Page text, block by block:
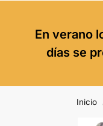
En verano
días se
Inicio